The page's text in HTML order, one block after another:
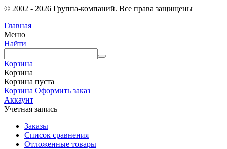
© 2002 - 2026 Группа-компаний. Все права защищены
Главная
Меню
Найти
Корзина
Корзина
Корзина пуста
Корзина Оформить заказ
Аккаунт
Учетная запись
Заказы
Список сравнения
Отложенные товары